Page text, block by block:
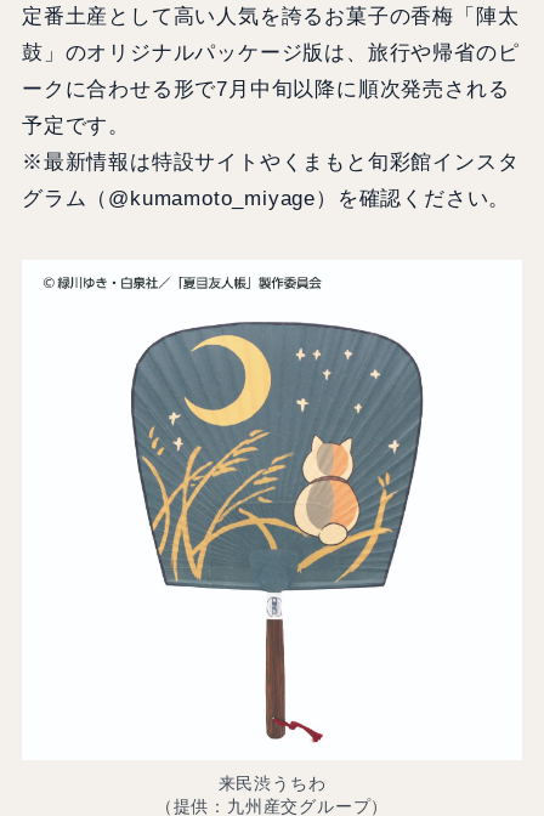
定番土産として高い人気を誇るお菓子の香梅「陣太
鼓」のオリジナルパッケージ版は、旅行や帰省のピ
ークに合わせる形で7月中旬以降に順次発売される
予定です。
※最新情報は特設サイトやくまもと旬彩館インスタ
グラム（@kumamoto_miyage）を確認ください。
来民渋うちわ
（提供：九州産交グループ）